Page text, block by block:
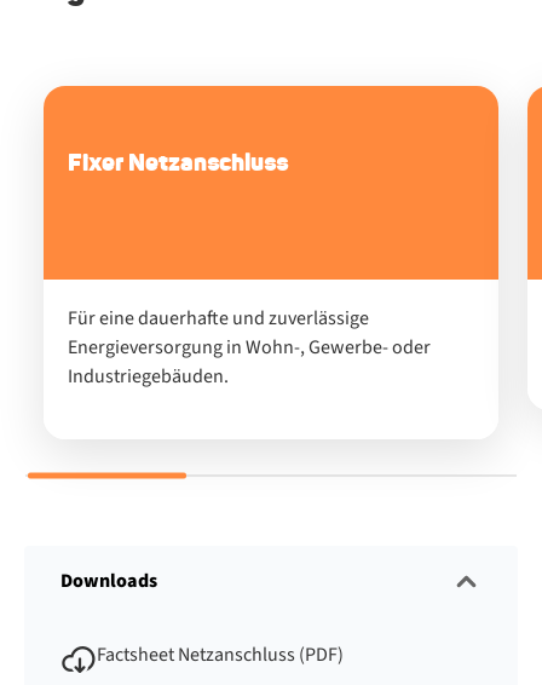
Fixer Netzanschluss
Für eine dauerhafte und zuverlässige
Energieversorgung in Wohn-, Gewerbe- oder
Industriegebäuden.
Downloads
Factsheet Netzanschluss (PDF)